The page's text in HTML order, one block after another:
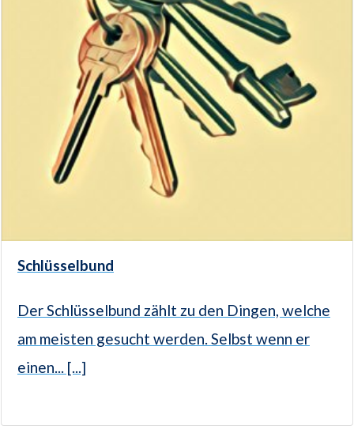
Schlüsselbund
Der Schlüsselbund zählt zu den Dingen, welche
am meisten gesucht werden. Selbst wenn er
einen... [...]